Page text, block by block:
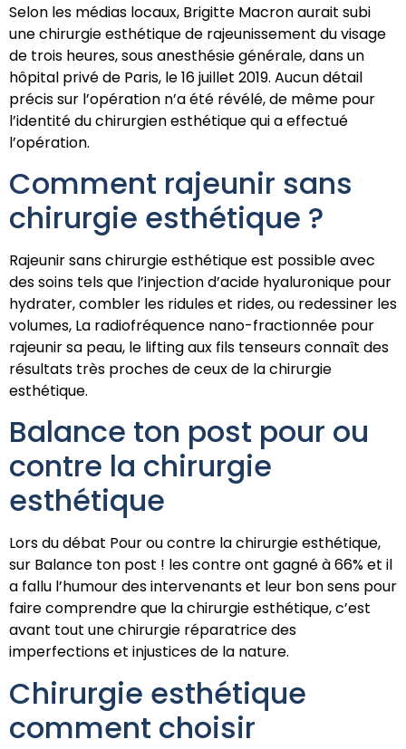
Selon les médias locaux, Brigitte Macron aurait subi
une chirurgie esthétique de rajeunissement du visage
de trois heures, sous anesthésie générale, dans un
hôpital privé de Paris, le 16 juillet 2019. Aucun détail
précis sur l’opération n’a été révélé, de même pour
l’identité du chirurgien esthétique qui a effectué
l’opération.
Comment rajeunir sans
chirurgie esthétique ?
Rajeunir sans chirurgie esthétique est possible avec
des soins tels que l’injection d’acide hyaluronique pour
hydrater, combler les ridules et rides, ou redessiner les
volumes, La radiofréquence nano-fractionnée pour
rajeunir sa peau, le lifting aux fils tenseurs connaît des
résultats très proches de ceux de la chirurgie
esthétique.
Balance ton post pour ou
contre la chirurgie
esthétique
Lors du débat Pour ou contre la chirurgie esthétique,
sur Balance ton post ! les contre ont gagné à 66% et il
a fallu l’humour des intervenants et leur bon sens pour
faire comprendre que la chirurgie esthétique, c’est
avant tout une chirurgie réparatrice des
imperfections et injustices de la nature.
Chirurgie esthétique
comment choisir